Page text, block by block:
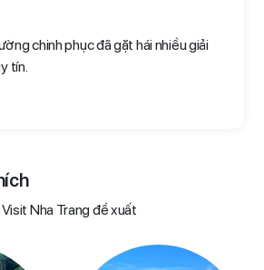
chinh phục đã gặt hái nhiều giải
tín.
Nha Trang đề xuất